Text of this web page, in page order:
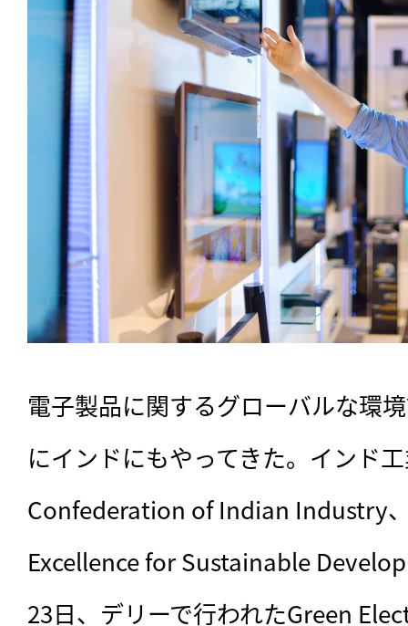
電子製品に関するグローバルな環
にインドにもやってきた。インド
Confederation of Indian Industry
Excellence for Sustainable
23日、デリーで行われたGreen